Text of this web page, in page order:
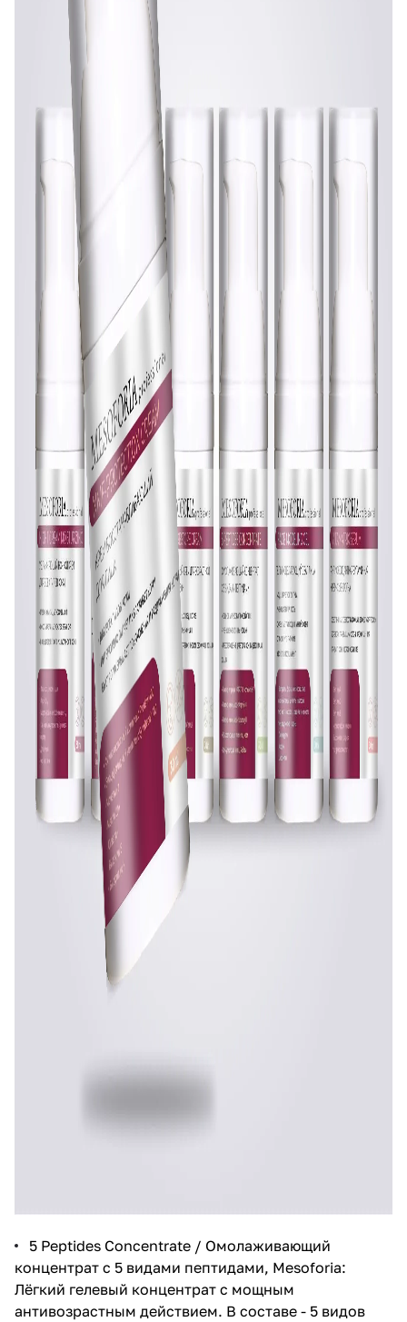
5 Peptides Concentrate / Омолаживающий
концентрат с 5 видами пептидами, Mesoforia:
Лёгкий гелевый концентрат с мощным
антивозрастным действием. В составе - 5 видов